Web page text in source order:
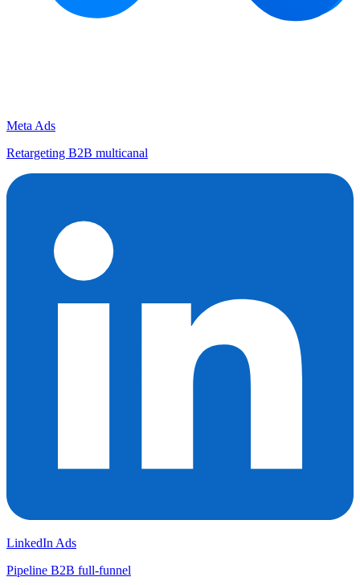
Meta Ads
Retargeting B2B multicanal
LinkedIn Ads
Pipeline B2B full-funnel